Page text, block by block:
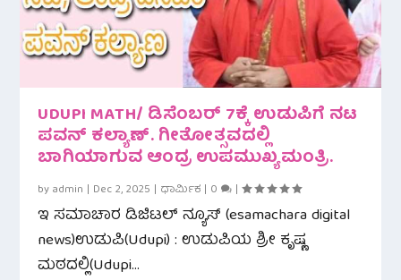
UDUPI MATH/ ಡಿಸೆಂಬರ್ 7ಕ್ಕೆ ಉಡುಪಿಗೆ ನಟ
ಪವನ್ ಕಲ್ಯಾಣ್. ಗೀತೋತ್ಸವದಲ್ಲಿ
ಬಾಗಿಯಾಗುವ ಆಂದ್ರ ಉಪಮುಖ್ಯಮಂತ್ರಿ.
byadmin | Dec 2, 2025 | ಧಾರ್ಮಿಕ | 0 |
ಇ ಸಮಾಚಾರ ಡಿಜಿಟಲ್ ನ್ಯೂಸ್ (esamachara digital
news)ಉಡುಪಿ(Udupi) : ಉಡುಪಿಯ ಶ್ರೀ ಕೃಷ್ಣ
ಮಠದಲ್ಲಿ(Udupi...